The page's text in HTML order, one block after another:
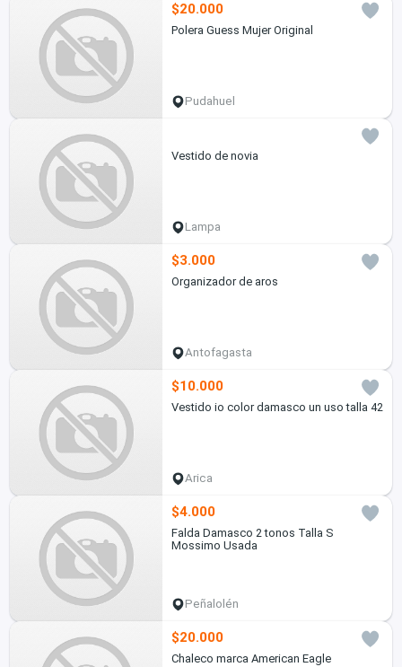
$20.000
Polera Guess Mujer Original
Pudahuel
Vestido de novia
Lampa
$3.000
Organizador de aros
Antofagasta
$10.000
Vestido io color damasco un uso talla 42
Arica
$4.000
Falda Damasco 2 tonos Talla S
Mossimo Usada
Peñalolén
$20.000
Chaleco marca American Eagle